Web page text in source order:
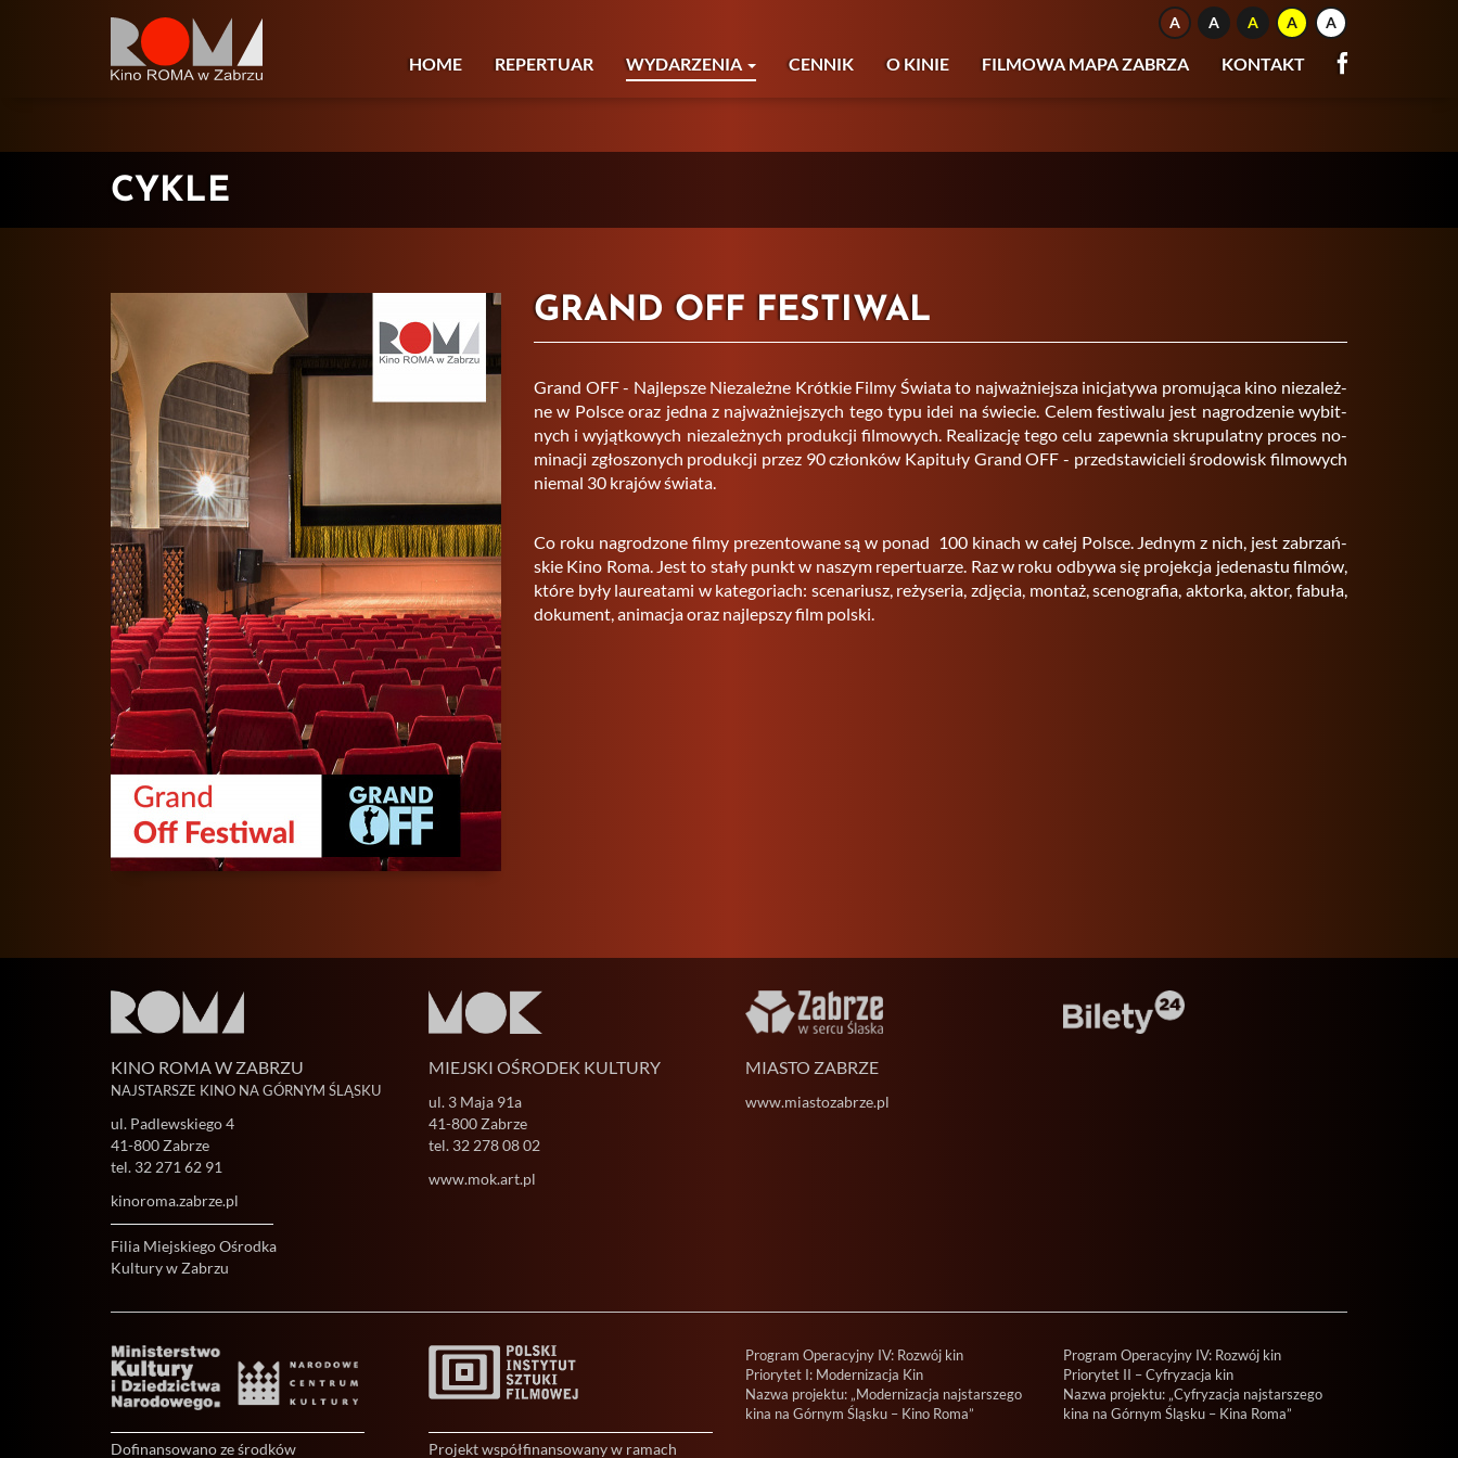
HOME REPERTUAR WYDARZENIA CENNIK O KINIE FILMOWA MAPA ZABRZA KONTAKT
CYKLE
GRAND OFF FESTIWAL
Grand OFF - Naj­lep­sze Nie­za­leż­ne Krót­kie Filmy Świa­ta to naj­waż­niej­sza ini­cja­ty­wa pro­mu­ją­ca kino nie­za­leż­
ne w Pol­sce oraz jedna z naj­waż­niej­szych tego typu idei na świe­cie. Celem fe­sti­wa­lu jest na­gro­dze­nie wy­bit­
nych i wy­jąt­ko­wych nie­za­leż­nych pro­duk­cji fil­mo­wych. Re­ali­za­cję tego celu za­pew­nia skru­pu­lat­ny pro­ces no­
mi­na­cji zgło­szo­nych pro­duk­cji przez 90 człon­ków Ka­pi­tu­ły Grand OFF - przed­sta­wi­cie­li śro­do­wisk fil­mo­wych
nie­mal 30 kra­jów świa­ta.
Co roku na­gro­dzo­ne filmy pre­zen­to­wa­ne są w ponad 100 ki­nach w całej Pol­sce. Jed­nym z nich, jest za­brzań­
skie Kino Roma. Jest to stały punkt w na­szym re­per­tu­arze. Raz w roku od­by­wa się pro­jek­cja je­de­na­stu fil­mów,
które były lau­re­ata­mi w ka­te­go­riach: sce­na­riusz, re­ży­se­ria, zdję­cia, mon­taż, sce­no­gra­fia, ak­tor­ka, aktor, fa­bu­ła,
do­ku­ment, ani­ma­cja oraz naj­lep­szy film pol­ski.
KINO ROMA W ZABRZU
NAJSTARSZE KINO NA GÓRNYM ŚLĄSKU
ul. Padlewskiego 4
41-800 Zabrze
tel. 32 271 62 91
kinoroma.zabrze.pl
Filia Miejskiego Ośrodka
Kultury w Zabrzu
MIEJSKI OŚRODEK KULTURY
ul. 3 Maja 91a
41-800 Zabrze
tel. 32 278 08 02
www.mok.art.pl
MIASTO ZABRZE
www.miastozabrze.pl
Dofinansowano ze środków Projekt współfinansowany w ramach
Program Operacyjny IV: Rozwój kin
Priorytet I: Modernizacja Kin
Nazwa projektu: „Modernizacja najstarszego
kina na Górnym Śląsku – Kino Roma”
Program Operacyjny IV: Rozwój kin
Priorytet II – Cyfryzacja kin
Nazwa projektu: „Cyfryzacja najstarszego
kina na Górnym Śląsku – Kina Roma”